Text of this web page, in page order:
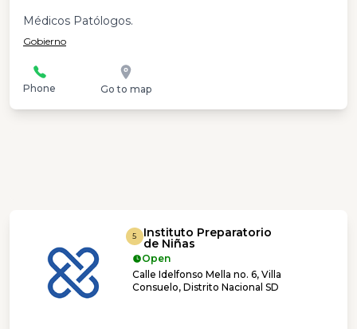
Médicos Patólogos.
Gobierno
Phone Go to map
5 Instituto Preparatorio
de Niñas
Open
Calle Idelfonso Mella no. 6, Villa
Consuelo, Distrito Nacional SD